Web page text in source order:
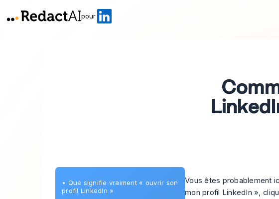
pour
• Que signifie vraiment « ouvrir son
profil LinkedIn »
Vous êtes probablement
mon profil LinkedIn »,